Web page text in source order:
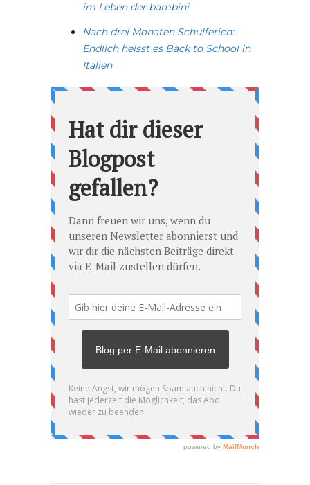
im Leben der bambini
Nach drei Monaten Schulferien:
Endlich heisst es Back to School in
Italien